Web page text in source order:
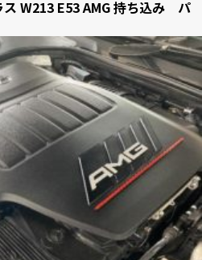
W213 E53 AMG 持ち込み パ